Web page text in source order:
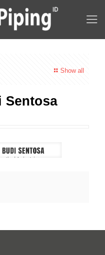
Show all
Sentosa